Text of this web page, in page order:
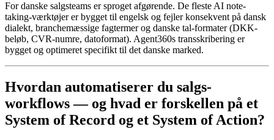
For danske salgsteams er sproget afgørende. De fleste AI note-
taking-værktøjer er bygget til engelsk og fejler konsekvent på dansk
dialekt, branchemæssige fagtermer og danske tal-formater (DKK-
beløb, CVR-numre, datoformat). Agent360s transskribering er
bygget og optimeret specifikt til det danske marked.
Hvordan automatiserer du salgs-
workflows — og hvad er forskellen på et
System of Record og et System of Action?